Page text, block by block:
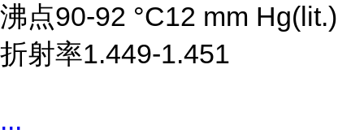
沸点90-92 °C12 mm Hg(lit.)
折射率1.449-1.451
...